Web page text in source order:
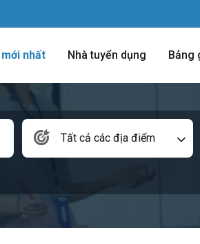
nhất Nhà tuyển dụng Bảng
Tất cả các địa điểm